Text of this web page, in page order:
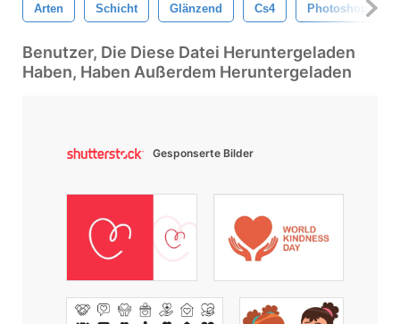
Arten Schicht Glänzend Cs4 Photoshop
Benutzer, Die Diese Datei Heruntergeladen
Haben, Haben Außerdem Heruntergeladen
Gesponserte Bilder